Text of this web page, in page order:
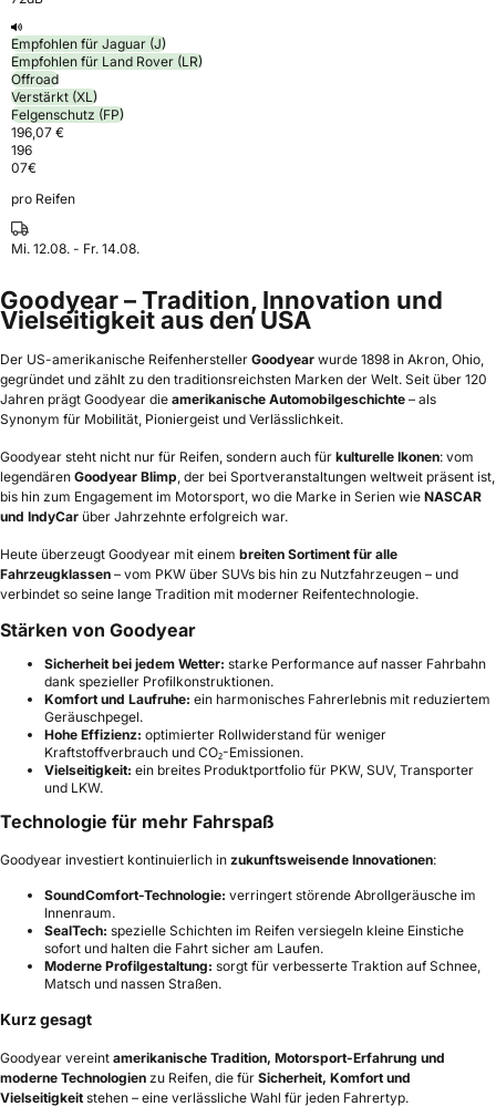
Empfohlen für Jaguar (J)
Empfohlen für Land Rover (LR)
Offroad
Verstärkt (XL)
Felgenschutz (FP)
196,07 €
196
07€
pro Reifen
Mi. 12.08. - Fr. 14.08.
Goodyear – Tradition, Innovation und
Vielseitigkeit aus den USA
Der US-amerikanische Reifenhersteller Goodyear wurde 1898 in Akron, Ohio,
gegründet und zählt zu den traditionsreichsten Marken der Welt. Seit über 120
Jahren prägt Goodyear die amerikanische Automobilgeschichte – als
Synonym für Mobilität, Pioniergeist und Verlässlichkeit.
Goodyear steht nicht nur für Reifen, sondern auch für kulturelle Ikonen: vom
legendären Goodyear Blimp , der bei Sportveranstaltungen weltweit präsent ist,
bis hin zum Engagement im Motorsport, wo die Marke in Serien wie NASCAR
und IndyCar über Jahrzehnte erfolgreich war.
Heute überzeugt Goodyear mit einem breiten Sortiment für alle
Fahrzeugklassen – vom PKW über SUVs bis hin zu Nutzfahrzeugen – und
verbindet so seine lange Tradition mit moderner Reifentechnologie.
Stärken von Goodyear
Sicherheit bei jedem Wetter: starke Performance auf nasser Fahrbahn
dank spezieller Profilkonstruktionen.
Komfort und Laufruhe: ein harmonisches Fahrerlebnis mit reduziertem
Geräuschpegel.
Hohe Effizienz: optimierter Rollwiderstand für weniger
Kraftstoffverbrauch und CO₂-Emissionen.
Vielseitigkeit: ein breites Produktportfolio für PKW, SUV, Transporter
und LKW.
Technologie für mehr Fahrspaß
Goodyear investiert kontinuierlich in zukunftsweisende Innovationen:
SoundComfort-Technologie: verringert störende Abrollgeräusche im
Innenraum.
SealTech: spezielle Schichten im Reifen versiegeln kleine Einstiche
sofort und halten die Fahrt sicher am Laufen.
Moderne Profilgestaltung: sorgt für verbesserte Traktion auf Schnee,
Matsch und nassen Straßen.
Kurz gesagt
Goodyear vereint amerikanische Tradition, Motorsport-Erfahrung und
moderne Technologien zu Reifen, die für Sicherheit, Komfort und
Vielseitigkeit stehen – eine verlässliche Wahl für jeden Fahrertyp.